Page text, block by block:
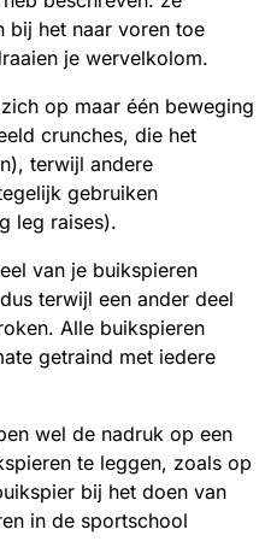
bij het naar voren toe
je wervelkolom.
op maar één beweging
crunches, die het
terwijl andere
gebruiken
leg raises).
van je buikspieren
terwijl een ander deel
Alle buikspieren
getraind met iedere
wel de nadruk op een
te leggen, zoals op
bij het doen van
in de sportschool